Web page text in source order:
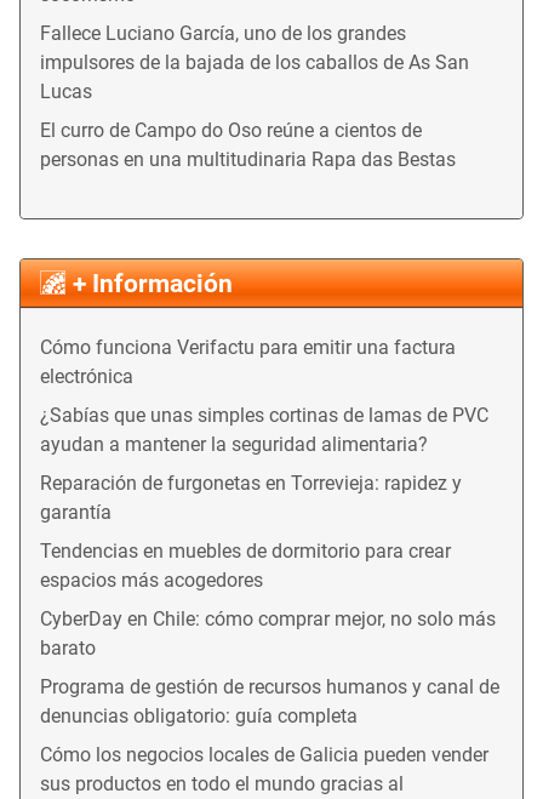
Fallece Luciano García, uno de los grandes
impulsores de la bajada de los caballos de As San
Lucas
El curro de Campo do Oso reúne a cientos de
personas en una multitudinaria Rapa das Bestas
+ Información
Cómo funciona Verifactu para emitir una factura
electrónica
¿Sabías que unas simples cortinas de lamas de PVC
ayudan a mantener la seguridad alimentaria?
Reparación de furgonetas en Torrevieja: rapidez y
garantía
Tendencias en muebles de dormitorio para crear
espacios más acogedores
CyberDay en Chile: cómo comprar mejor, no solo más
barato
Programa de gestión de recursos humanos y canal de
denuncias obligatorio: guía completa
Cómo los negocios locales de Galicia pueden vender
sus productos en todo el mundo gracias al